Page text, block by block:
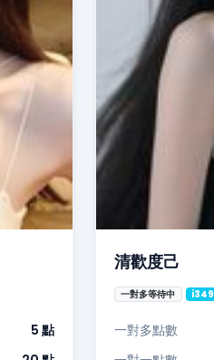
5 點
清歡度己
一對多等待中 i349
一對多點數